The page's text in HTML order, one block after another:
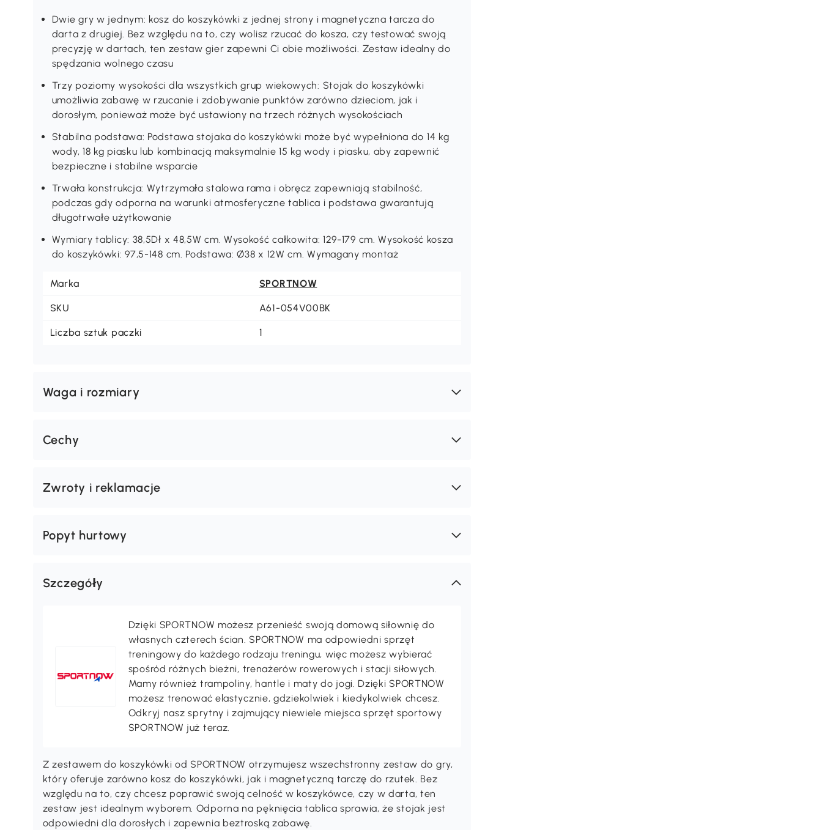
Dwie gry w jednym: kosz do koszykówki z jednej strony i magnetyczna tarcza do
darta z drugiej. Bez względu na to, czy wolisz rzucać do kosza, czy testować swoją
precyzję w dartach, ten zestaw gier zapewni Ci obie możliwości. Zestaw idealny do
spędzania wolnego czasu
Trzy poziomy wysokości dla wszystkich grup wiekowych: Stojak do koszykówki
umożliwia zabawę w rzucanie i zdobywanie punktów zarówno dzieciom, jak i
dorosłym, ponieważ może być ustawiony na trzech różnych wysokościach
Stabilna podstawa: Podstawa stojaka do koszykówki może być wypełniona do 14 kg
wody, 18 kg piasku lub kombinacją maksymalnie 15 kg wody i piasku, aby zapewnić
bezpieczne i stabilne wsparcie
Trwała konstrukcja: Wytrzymała stalowa rama i obręcz zapewniają stabilność,
podczas gdy odporna na warunki atmosferyczne tablica i podstawa gwarantują
długotrwałe użytkowanie
Wymiary tablicy: 38,5Dł x 48,5W cm. Wysokość całkowita: 129-179 cm. Wysokość kosza
do koszykówki: 97,5-148 cm. Podstawa: Ø38 x 12W cm. Wymagany montaż
Marka SPORTNOW
SKU A61-054V00BK
Liczba sztuk paczki 1
Waga i rozmiary
Cechy
Zwroty i reklamacje
Popyt hurtowy
Szczegóły
Dzięki SPORTNOW możesz przenieść swoją domową siłownię do
własnych czterech ścian. SPORTNOW ma odpowiedni sprzęt
treningowy do każdego rodzaju treningu, więc możesz wybierać
spośród różnych bieżni, trenażerów rowerowych i stacji siłowych.
Mamy również trampoliny, hantle i maty do jogi. Dzięki SPORTNOW
możesz trenować elastycznie, gdziekolwiek i kiedykolwiek chcesz.
Odkryj nasz sprytny i zajmujący niewiele miejsca sprzęt sportowy
SPORTNOW już teraz.
Z zestawem do koszykówki od SPORTNOW otrzymujesz wszechstronny zestaw do gry,
który oferuje zarówno kosz do koszykówki, jak i magnetyczną tarczę do rzutek. Bez
względu na to, czy chcesz poprawić swoją celność w koszykówce, czy w darta, ten
zestaw jest idealnym wyborem. Odporna na pęknięcia tablica sprawia, że stojak jest
odpowiedni dla dorosłych i zapewnia beztroską zabawę.